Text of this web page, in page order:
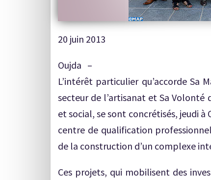
20 juin 2013
Oujda –
L’intérêt particulier qu’accorde Sa
secteur de l’artisanat et Sa
et social, se sont concrétisés, jeudi à
centre de qualification
de la construction d’un complexe
Ces projets, qui mobilisent des